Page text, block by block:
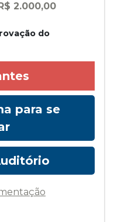
2.000,00
do
para se